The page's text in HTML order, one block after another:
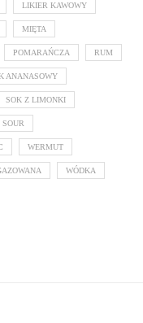
LIKIER KAWOWY
MIĘTA
POMARAŃCZA RUM
ANANASOWY
SOK Z LIMONKI
SOUR
WERMUT
WÓDKA